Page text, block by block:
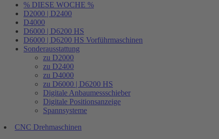
% DIESE WOCHE %
D2000 | D2400
D4000
D6000 | D6200 HS
D6000 | D6200 HS Vorführmaschinen
Sonderausstattung
zu D2000
zu D2400
zu D4000
zu D6000 | D6200 HS
Digitale Anbaumessschieber
Digitale Positionsanzeige
Spannsysteme
CNC Drehmaschinen